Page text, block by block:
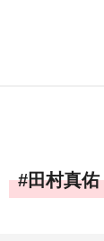
田村真佑